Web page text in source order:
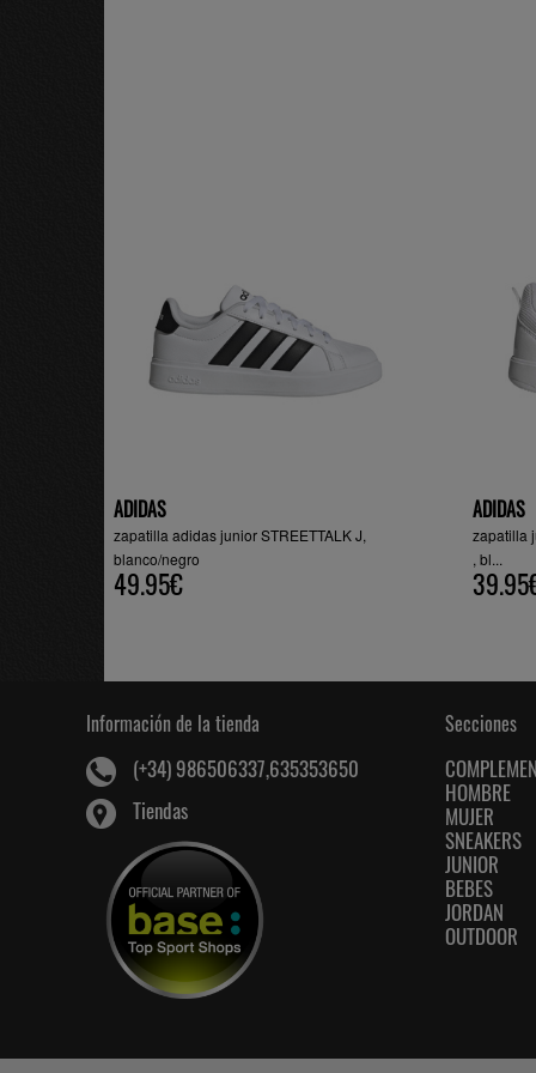
ADIDAS
zapatilla adidas junior STREETTALK J,
blanco/negro
49.95€
ADIDAS
zapatilla
, bl...
Información de la tienda
(+34) 986506337,635353650
Tiendas
Secciones
HOMBRE
MUJER
SNEAKERS
JUNIOR
BEBES
JORDAN
OUTDOOR